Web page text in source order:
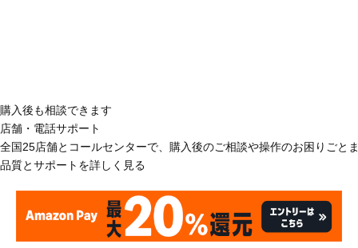
購入後も相談できます
店舗・電話サポート
全国25店舗とコールセンターで、購入後のご相談や操作のお困りごと
品質とサポートを詳しく見る